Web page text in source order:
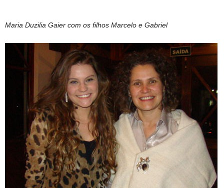
Maria Duzilia Gaier com os filhos Marcelo e Gabriel